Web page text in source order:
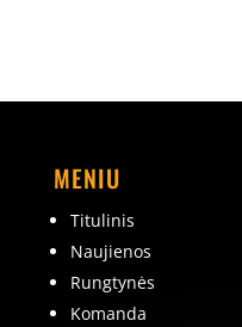
MENIU
Titulinis
Naujienos
Rungtynės
Komanda